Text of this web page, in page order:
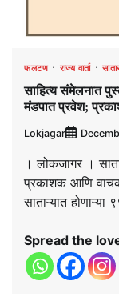
फलटण राज्य वार्ता
साहित्य संमेलनात
मंडपात प्रवेश;
Lokjagar
। लोकजागर ।
प्रकाशक आणि
साताऱ्यात
Spread the